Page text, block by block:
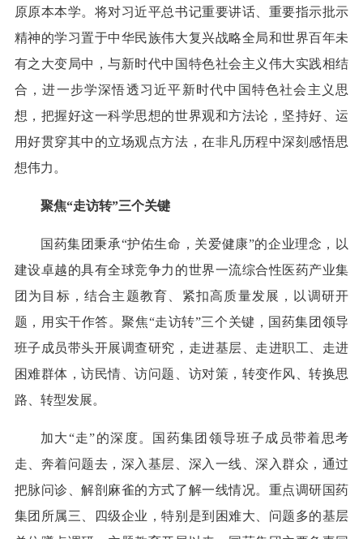
原原本本学。将对习近平总书记重要讲话、重要指示批示
精神的学习置于中华民族伟大复兴战略全局和世界百年未
有之大变局中，与新时代中国特色社会主义伟大实践相结
合，进一步学深悟透习近平新时代中国特色社会主义思
想，把握好这一科学思想的世界观和方法论，坚持好、运
用好贯穿其中的立场观点方法，在非凡历程中深刻感悟思
想伟力。
聚焦“走访转”三个关键
国药集团秉承“护佑生命，关爱健康”的企业理念，以
建设卓越的具有全球竞争力的世界一流综合性医药产业集
团为目标，结合主题教育、紧扣高质量发展，以调研开
题，用实干作答。聚焦“走访转”三个关键，国药集团领导
班子成员带头开展调查研究，走进基层、走进职工、走进
困难群体，访民情、访问题、访对策，转变作风、转换思
路、转型发展。
加大“走”的深度。国药集团领导班子成员带着思考
走、奔着问题去，深入基层、深入一线、深入群众，通过
把脉问诊、解剖麻雀的方式了解一线情况。重点调研国药
集团所属三、四级企业，特别是到困难大、问题多的基层